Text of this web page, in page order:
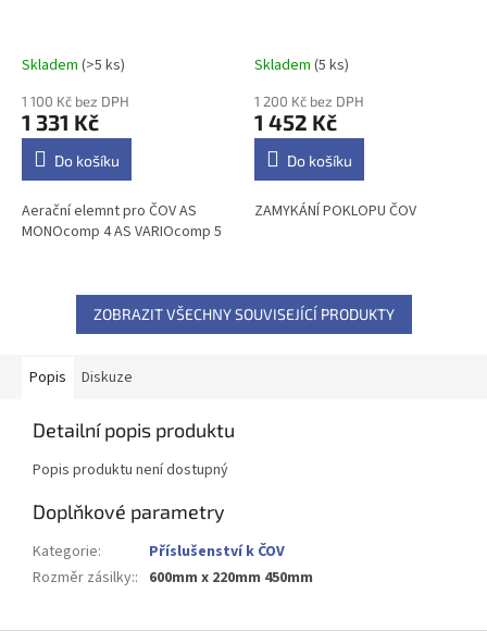
Skladem (>5 ks)
1 100 Kč bez DPH
1 331 Kč
Do košíku
Aerační elemnt pro ČOV AS
MONOcomp 4 AS VARIOcomp 5
Skladem (5 ks)
1 200 Kč bez DPH
1 452 Kč
Do košíku
ZAMYKÁNÍ POKLOPU ČOV
ZOBRAZIT VŠECHNY SOUVISEJÍCÍ PRODUKTY
Popis Diskuze
Detailní popis produktu
Popis produktu není dostupný
Doplňkové parametry
Kategorie:
Příslušenství k ČOV
Rozměr zásilky:: 600mm x 220mm 450mm